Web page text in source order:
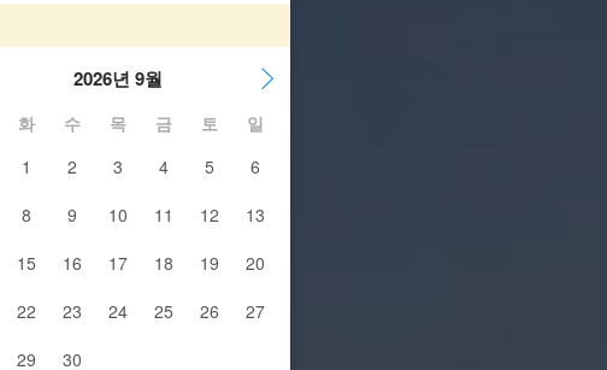
2026년 9월
화 수 목 금 토
일
1
2 3 4 5
6
8 9 10 11 12
13
15 16 17 18 19
20
22 23 24 25 26
27
29 30